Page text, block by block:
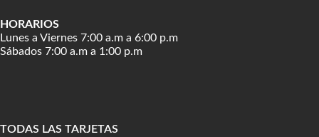
HORARIOS
Lunes a Viernes 7:00 a.m a 6:00 p.m
Sábados 7:00 a.m a 1:00 p.m
TODAS LAS TARJETAS